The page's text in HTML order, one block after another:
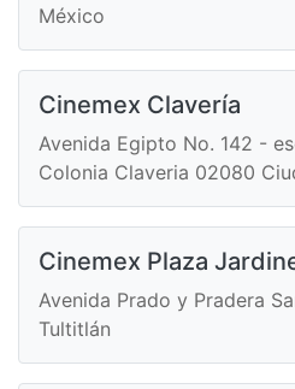
México
Cinemex Clavería
Avenida Egipto No. 142 -
Colonia Claveria 02080
Cinemex Plaza
Avenida Prado y Pradera
Tultitlán